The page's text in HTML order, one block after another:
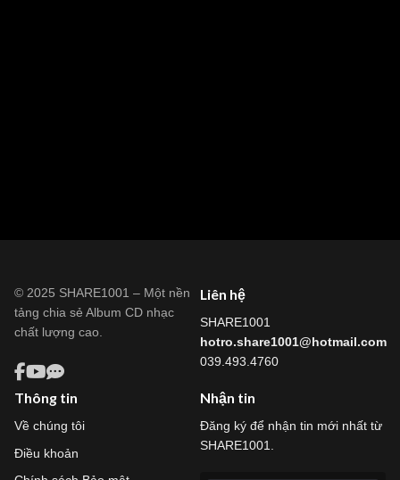
© 2025 SHARE1001 – Một nền
tảng chia sẻ Album CD nhạc
chất lượng cao.
Liên hệ
SHARE1001
hotro.share1001@hotmail.com
039.493.4760
Thông tin
Về chúng tôi
Điều khoản
Nhận tin
Đăng ký để nhận tin mới nhất từ
SHARE1001.